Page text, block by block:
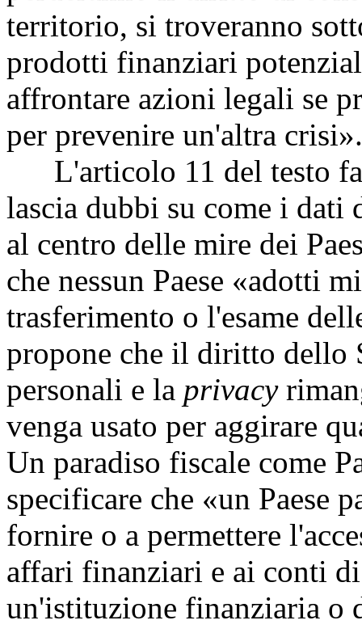
territorio, si troveranno
prodotti finanziari
affrontare azioni legali se
per prevenire un'altra crisi».
L'articolo 11 del testo
lascia dubbi su come i dati
al centro delle mire dei
che nessun Paese «adotti
trasferimento o l'esame
propone che il diritto dello
personali e la privacy
venga usato per aggirare
Un paradiso fiscale come
specificare che «un Paese
fornire o a permettere
affari finanziari e ai conti
un'istituzione finanziaria